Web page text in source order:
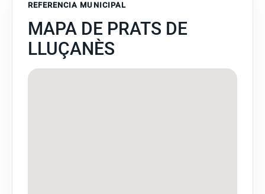
REFERENCIA MUNICIPAL
MAPA DE PRATS DE
LLUÇANÈS